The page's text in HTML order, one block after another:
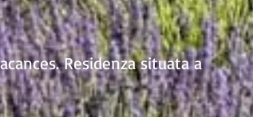
Residenza situata a